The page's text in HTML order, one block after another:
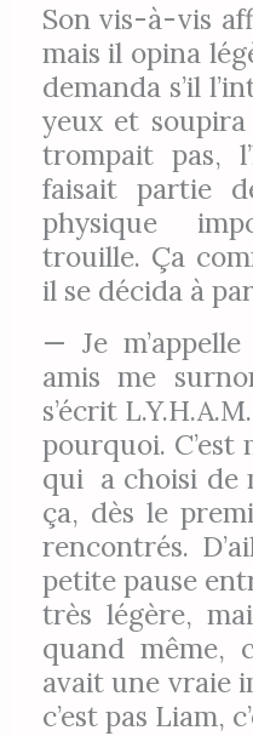
Son vis-à-vis
mais il opina
demanda s’il
yeux et soupira
trompait pas,
faisait partie
physique
trouille. Ça
il se décida à
— Je
amis me
s’écrit
pourquoi.
qui a choisi de
ça, dès le
rencontrés.
petite pause
très légère,
quand même,
avait une vraie
c’est pas Liam,